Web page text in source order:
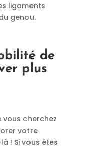
ligaments
genou.
de
plus
cherchez
votre
! Si vous êtes